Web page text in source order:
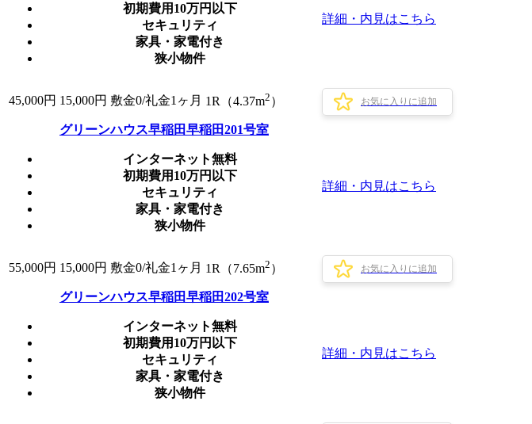
初期費用10万円以下
セキュリティ
家具・家電付き
狭小物件
詳細・内見はこちら
45,000円 15,000円 敷金0/礼金1ヶ月 1R（4.37m2 ） お気に入りに追加
グリーンハウス早稲田早稲田201号室
インターネット無料
初期費用10万円以下
セキュリティ
家具・家電付き
狭小物件
詳細・内見はこちら
55,000円 15,000円 敷金0/礼金1ヶ月 1R（7.65m2 ） お気に入りに追加
グリーンハウス早稲田早稲田202号室
インターネット無料
初期費用10万円以下
セキュリティ
家具・家電付き
狭小物件
詳細・内見はこちら